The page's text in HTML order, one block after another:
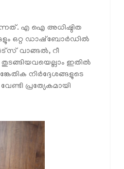
എ ഐ അധിഷ്ഠിത
ഒറ്റ ഡാഷ്‌ബോർഡിൽ
വാങ്ങൽ, റീ
ഇതിൽ
നിർദ്ദേശങ്ങളുടെ
പ്രത്യേകമായി